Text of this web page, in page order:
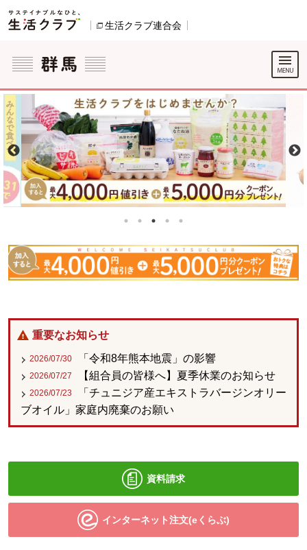
ページの先頭です。
生活クラブ連合会
ここからサイト内共通メニューです。
サイト内共通メニューをスキップする
サイト内共通メニューここまで。
重要なお知らせ
2026/07/30 「令和8年熊本地震」の影響
2026/07/27 【組合員の皆様へ】夏季休業のお知らせ
2026/07/23
「チュニジア産エキストラバージンオリー
ブオイル」家庭内廃棄のお願い
資料請求
インターネット注文(eくらぶ)